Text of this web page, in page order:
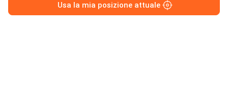
Usa la mia posizione attuale